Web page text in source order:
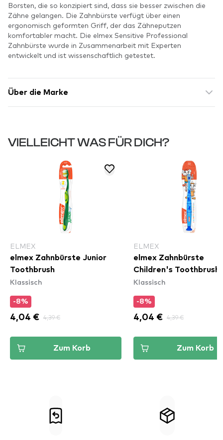
Borsten, die so konzipiert sind, dass sie besser zwischen die
Zähne gelangen. Die Zahnbürste verfügt über einen
ergonomisch geformten Griff, der das Zähneputzen
komfortabler macht. Die elmex Sensitive Professional
Zahnbürste wurde in Zusammenarbeit mit Experten
entwickelt und ist wissenschaftlich getestet.
Über die Marke
VIELLEICHT WAS FÜR DICH?
ELMEX
elmex Zahnbürste Junior
Toothbrush
Klassisch
-8%
4,04 € 4,39 €
Zum Korb
ELMEX
elmex Zahnbürste
Children's Toothbrush
Klassisch
-8%
4,04 € 4,39 €
Zum Korb